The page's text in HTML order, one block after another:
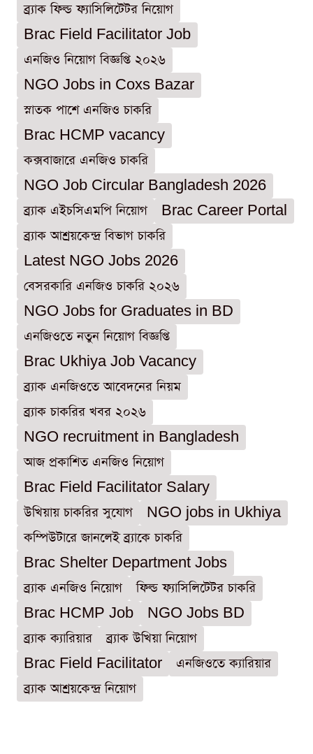
ব্র্যাক ফিল্ড ফ্যাসিলিটেটর নিয়োগ
Brac Field Facilitator Job
এনজিও নিয়োগ বিজ্ঞপ্তি ২০২৬
NGO Jobs in Coxs Bazar
স্নাতক পাশে এনজিও চাকরি
Brac HCMP vacancy
কক্সবাজারে এনজিও চাকরি
NGO Job Circular Bangladesh 2026
ব্র্যাক এইচসিএমপি নিয়োগ
Brac Career Portal
ব্র্যাক আশ্রয়কেন্দ্র বিভাগ চাকরি
Latest NGO Jobs 2026
বেসরকারি এনজিও চাকরি ২০২৬
NGO Jobs for Graduates in BD
এনজিওতে নতুন নিয়োগ বিজ্ঞপ্তি
Brac Ukhiya Job Vacancy
ব্র্যাক এনজিওতে আবেদনের নিয়ম
ব্র্যাক চাকরির খবর ২০২৬
NGO recruitment in Bangladesh
আজ প্রকাশিত এনজিও নিয়োগ
Brac Field Facilitator Salary
উখিয়ায় চাকরির সুযোগ
NGO jobs in Ukhiya
কম্পিউটারে জানলেই ব্র্যাকে চাকরি
Brac Shelter Department Jobs
ব্র্যাক এনজিও নিয়োগ
ফিল্ড ফ্যাসিলিটেটর চাকরি
Brac HCMP Job
NGO Jobs BD
ব্র্যাক ক্যারিয়ার
ব্র্যাক উখিয়া নিয়োগ
Brac Field Facilitator
এনজিওতে ক্যারিয়ার
ব্র্যাক আশ্রয়কেন্দ্র নিয়োগ